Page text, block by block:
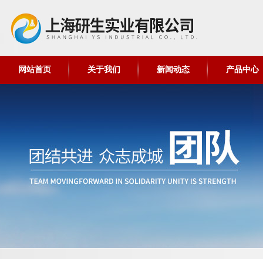
网站首页 关于我们 新闻动态 产品中心